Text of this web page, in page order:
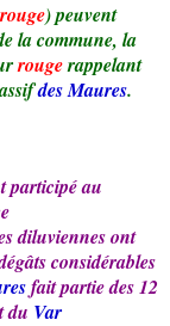
rouge) peuvent
la commune, la
rougerappelant
des Maures.
participé au
diluviennes ont
considérables
fait partie des 12
du Var